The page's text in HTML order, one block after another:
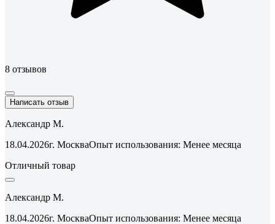
8 отзывов
Написать отзыв
Александр М.
18.04.2026г. МоскваОпыт использования: Менее месяца
Отличный товар
Александр М.
18.04.2026г. МоскваОпыт использования: Менее месяца